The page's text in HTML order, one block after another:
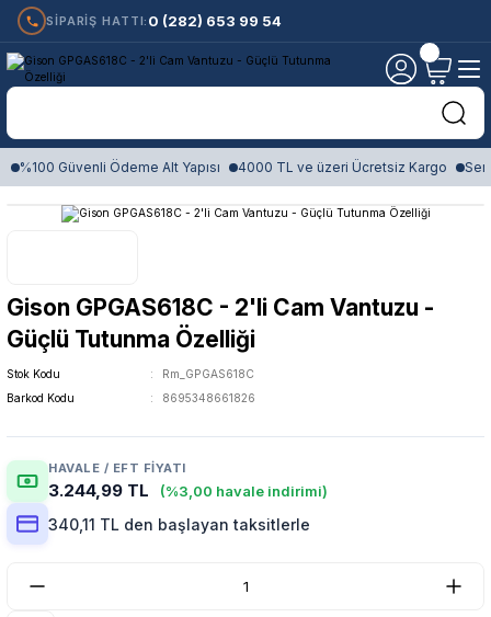
SİPARİŞ HATTI: 0 (282) 653 99 54
%100 Güvenli Ödeme Alt Yapısı 4000 TL ve üzeri Ücretsiz Kargo
Gison GPGAS618C - 2'li Cam Vantuzu -
Güçlü Tutunma Özelliği
Stok Kodu
Rm_GPGAS618C
Barkod Kodu
8695348661826
HAVALE / EFT FIYATI
3.244,99 TL (%3,00 havale indirimi)
340,11 TL den başlayan taksitlerle